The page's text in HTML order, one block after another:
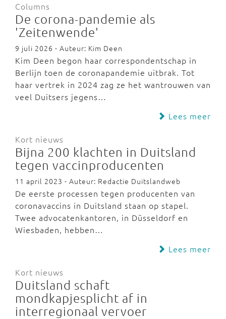
Columns
De corona-pandemie als
'Zeitenwende'
9 juli 2026 - Auteur: Kim Deen
Kim Deen begon haar correspondentschap in
Berlijn toen de coronapandemie uitbrak. Tot
haar vertrek in 2024 zag ze het wantrouwen van
veel Duitsers jegens…
Lees meer
Kort nieuws
Bijna 200 klachten in Duitsland
tegen vaccinproducenten
11 april 2023 - Auteur: Redactie Duitslandweb
De eerste processen tegen producenten van
coronavaccins in Duitsland staan op stapel.
Twee advocatenkantoren, in Düsseldorf en
Wiesbaden, hebben…
Lees meer
Kort nieuws
Duitsland schaft
mondkapjesplicht af in
interregionaal vervoer